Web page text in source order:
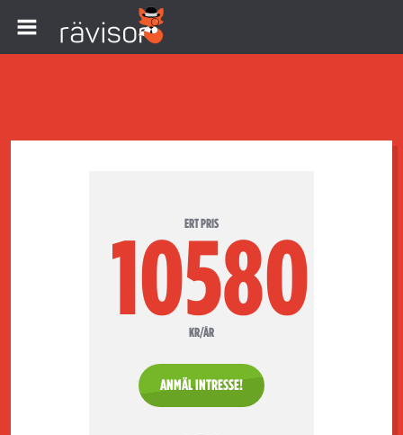
ERT PRIS
10580
KR/ÅR
ANMÄL INTRESSE!